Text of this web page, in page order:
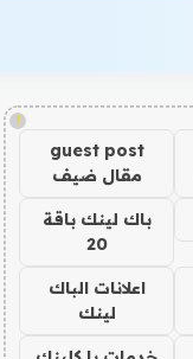
!
guest post
مقال ضيف
باك لينك باقة
20
اعلانات الباك
لينك